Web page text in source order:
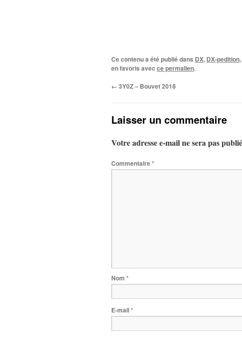
Ce contenu a été publié dans DX, DX-pedition,
en favoris avec ce permalien.
← 3Y0Z – Bouvet 2018
Laisser un commentaire
Votre adresse e-mail ne sera pas
Commentaire*
Nom *
E-mail*